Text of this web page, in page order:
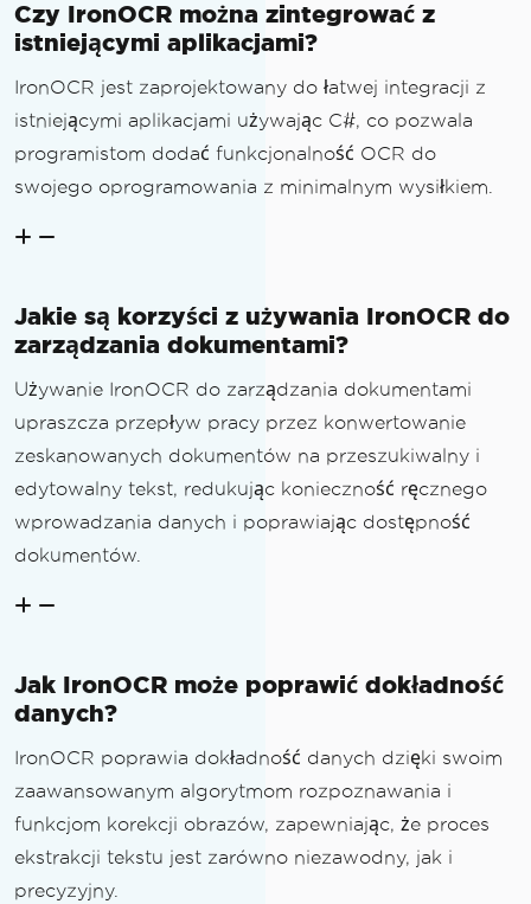
Czy IronOCR można zintegrować z
istniejącymi aplikacjami?
IronOCR jest zaprojektowany do łatwej integracji z
istniejącymi aplikacjami używając C#, co pozwala
programistom dodać funkcjonalność OCR do
swojego oprogramowania z minimalnym wysiłkiem.
Jakie są korzyści z używania IronOCR do
zarządzania dokumentami?
Używanie IronOCR do zarządzania dokumentami
upraszcza przepływ pracy przez konwertowanie
zeskanowanych dokumentów na przeszukiwalny i
edytowalny tekst, redukując konieczność ręcznego
wprowadzania danych i poprawiając dostępność
dokumentów.
Jak IronOCR może poprawić dokładność
danych?
IronOCR poprawia dokładność danych dzięki swoim
zaawansowanym algorytmom rozpoznawania i
funkcjom korekcji obrazów, zapewniając, że proces
ekstrakcji tekstu jest zarówno niezawodny, jak i
precyzyjny.